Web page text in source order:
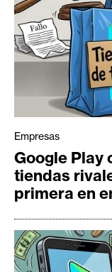
Empresas
Google Play
tiendas
primera en